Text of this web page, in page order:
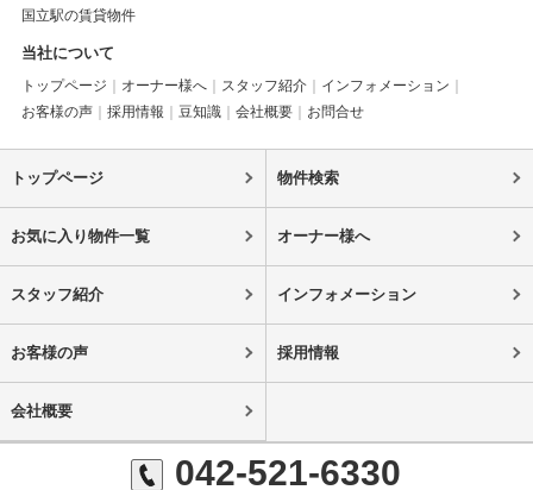
国立駅の賃貸物件
当社について
トップページ オーナー様へ スタッフ紹介
インフォメーション
お客様の声
採用情報 豆知識 会社概要 お問合せ
トップページ 物件検索
お気に入り物件一覧 オーナー様へ
スタッフ紹介 インフォメーション
お客様の声 採用情報
会社概要
042-521-6330